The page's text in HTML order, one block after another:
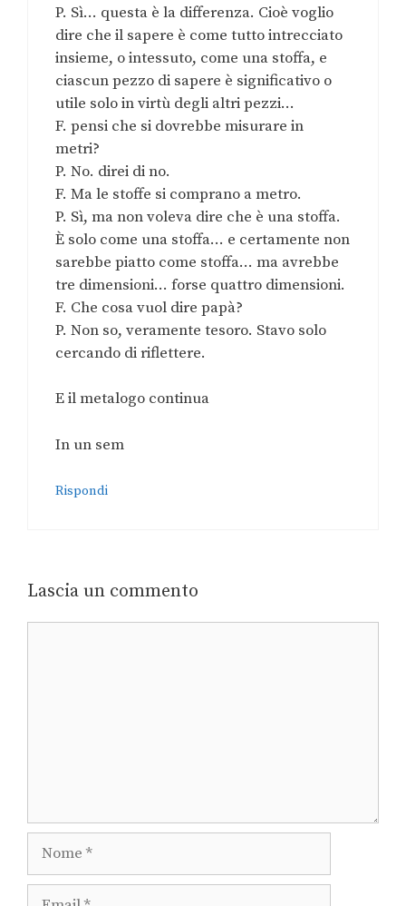
P. Sì… questa è la differenza. Cioè voglio
dire che il sapere è come tutto intrecciato
insieme, o intessuto, come una stoffa, e
ciascun pezzo di sapere è significativo o
utile solo in virtù degli altri pezzi…
F. pensi che si dovrebbe misurare in
metri?
P. No. direi di no.
F. Ma le stoffe si comprano a metro.
P. Sì, ma non voleva dire che è una stoffa.
È solo come una stoffa… e certamente non
sarebbe piatto come stoffa… ma avrebbe
tre dimensioni… forse quattro dimensioni.
F. Che cosa vuol dire papà?
P. Non so, veramente tesoro. Stavo solo
cercando di riflettere.
E il metalogo continua
In un sem
Rispondi
Lascia un commento